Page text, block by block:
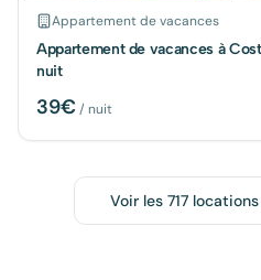
Appartement de vacances
Appartement de vacances à
nuit
39€/ nuit
Voir les 717 locations